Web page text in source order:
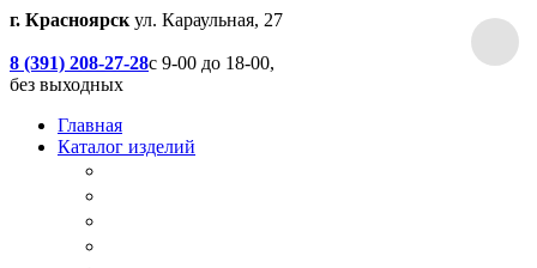
г. Красноярск ул. Караульная, 27
8 (391) 208-27-28с 9-00 до 18-00,
без выходных
Главная
Каталог изделий